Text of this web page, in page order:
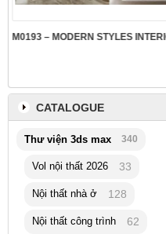
CATALOGUE
Thư viện 3ds max 340
Vol nội thất 2026 33
Nội thất nhà ở 128
Nội thất công trình 62